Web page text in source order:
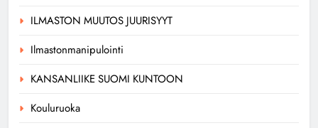
ILMASTON MUUTOS JUURISYYT
Ilmastonmanipulointi
KANSANLIIKE SUOMI KUNTOON
Kouluruoka